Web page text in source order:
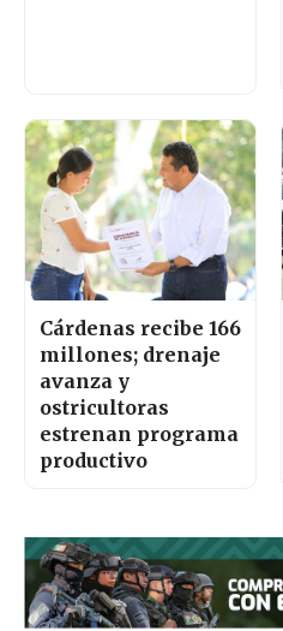
Cárdenas recibe 166
millones; drenaje
avanza y
ostricultoras
estrenan programa
productivo